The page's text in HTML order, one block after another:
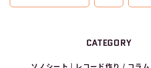
CATEGORY
ソノシート レコード作り / コラム